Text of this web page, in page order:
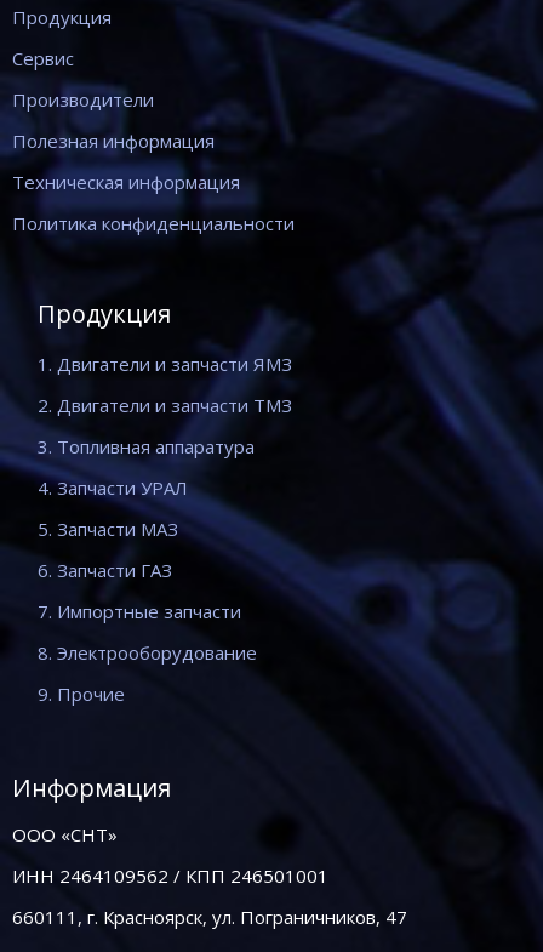
Продукция
Сервис
Производители
Полезная информация
Техническая информация
Политика конфиденциальности
Продукция
1. Двигатели и запчасти ЯМЗ
2. Двигатели и запчасти ТМЗ
3. Топливная аппаратура
4. Запчасти УРАЛ
5. Запчасти МАЗ
6. Запчасти ГАЗ
7. Импортные запчасти
8. Электрооборудование
9. Прочие
Информация
ООО «СНТ»
ИНН 2464109562 / КПП 246501001
660111, г. Красноярск, ул. Пограничников, 47